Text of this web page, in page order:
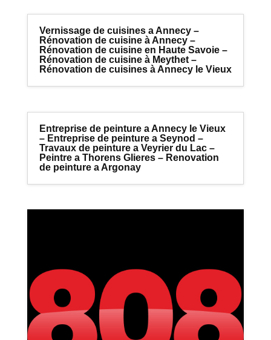
Vernissage de cuisines a Annecy –
Rénovation de cuisine à Annecy –
Rénovation de cuisine en Haute Savoie –
Rénovation de cuisine à Meythet –
Rénovation de cuisines à Annecy le Vieux
Entreprise de peinture a Annecy le Vieux
– Entreprise de peinture a Seynod –
Travaux de peinture a Veyrier du Lac –
Peintre a Thorens Glieres – Renovation
de peinture a Argonay